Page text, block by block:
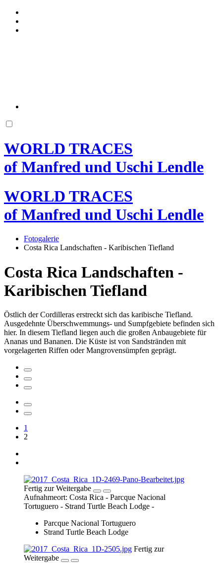
WORLD TRACES
of Manfred und Uschi Lendle
WORLD TRACES
of Manfred und Uschi Lendle
Fotogalerie
Costa Rica Landschaften - Karibischen Tiefland
Costa Rica Landschaften -
Karibischen Tiefland
Östlich der Cordilleras erstreckt sich das karibische Tiefland.
Ausgedehnte Überschwemmungs- und Sumpfgebiete befinden sich
hier. In diesem Tiefland liegen auch die großen Anbaugebiete für
Ananas und Bananen. Die Küste ist von Sandstränden mit
vorgelagerten Riffen oder Mangrovensümpfen geprägt.
1
2
Fertig zur Weitergabe
Aufnahmeort: Costa Rica - Parcque Nacional
Tortuguero - Strand Turtle Beach Lodge -
Parcque Nacional Tortuguero
Strand Turtle Beach Lodge
Fertig zur
Weitergabe